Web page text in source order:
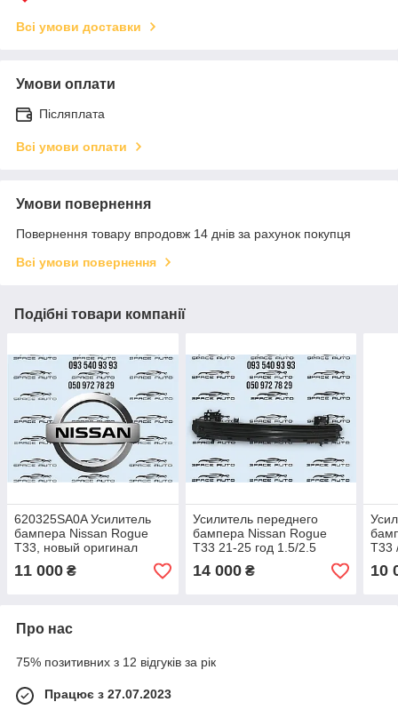
Всі умови доставки
Умови оплати
Післяплата
Всі умови оплати
Умови повернення
Повернення товару впродовж 14 днів за рахунок покупця
Всі умови повернення
Подібні товари компанії
620325SA0A Усилитель
бампера Nissan Rogue
T33, новый оригинал
11 000 ₴
Усилитель переднего
бампера Nissan Rogue
T33 21-25 год 1.5/2.5
новый оригинал в
наличии 620306RR0A
14 000₴
T33
у
10
Про нас
75% позитивних з 12 відгуків за рік
Працює з 27.07.2023